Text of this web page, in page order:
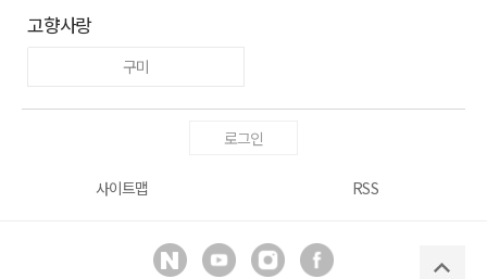
고향사랑
구미
로그인
사이트맵 RSS